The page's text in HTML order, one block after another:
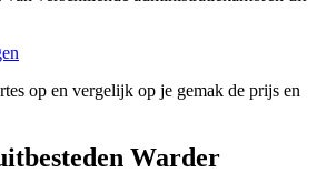
op en vergelijk op je gemak de prijs en
Warder